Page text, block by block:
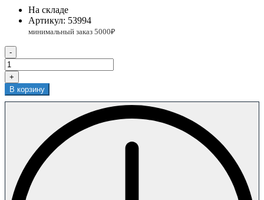
На складе
Артикул: 53994
-
+
В корзину